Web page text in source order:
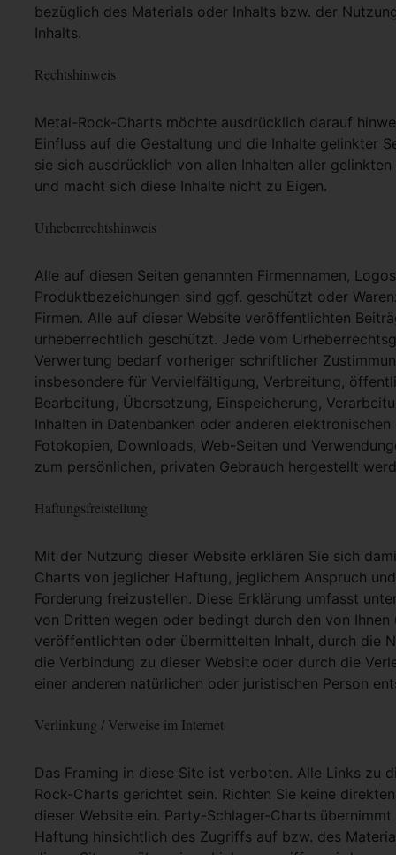
bezüglich des Materials oder Inhalts bzw. der
Inhalts.
Rechtshinweis
Metal-Rock-Charts möchte ausdrücklich darauf
Einfluss auf die Gestaltung und die Inhalte gelinkter
sie sich ausdrücklich von allen Inhalten aller
und macht sich diese Inhalte nicht zu Eigen.
Urheberrechtshinweis
Alle auf diesen Seiten genannten Firmennamen,
Produktbezeichungen sind ggf. geschützt oder
Firmen. Alle auf dieser Website veröffentlichten
urheberrechtlich geschützt. Jede vom
Verwertung bedarf vorheriger schriftlicher
insbesondere für Vervielfältigung, Verbreitung,
Bearbeitung, Übersetzung, Einspeicherung,
Inhalten in Datenbanken oder anderen
Fotokopien, Downloads, Web-Seiten und
zum persönlichen, privaten Gebrauch hergestellt
Haftungsfreistellung
Mit der Nutzung dieser Website erklären Sie sich
Charts von jeglicher Haftung, jeglichem Anspruch
Forderung freizustellen. Diese Erklärung umfasst
von Dritten wegen oder bedingt durch den von Ihnen
veröffentlichten oder übermittelten Inhalt, durch die
die Verbindung zu dieser Website oder durch die
einer anderen natürlichen oder juristischen Person
Verlinkung / Verweise im Internet
Das Framing in diese Site ist verboten. Alle Links zu
Rock-Charts gerichtet sein. Richten Sie keine
dieser Website ein. Party-Schlager-Charts
Haftung hinsichtlich des Zugriffs auf bzw. des